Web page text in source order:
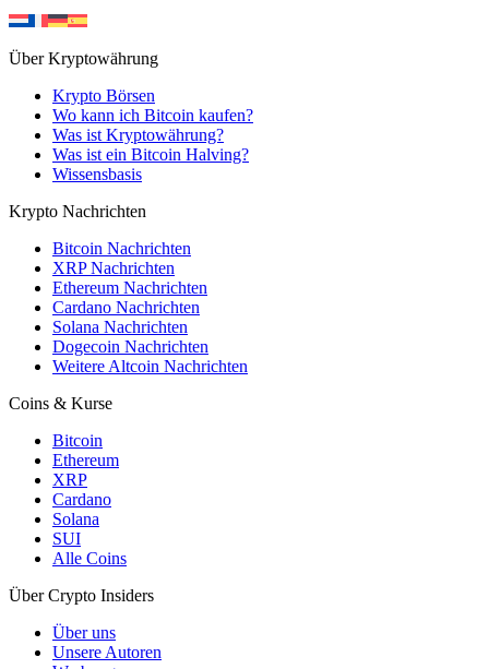
Über Kryptowährung
Krypto Börsen
Wo kann ich Bitcoin kaufen?
Was ist Kryptowährung?
Was ist ein Bitcoin Halving?
Wissensbasis
Krypto Nachrichten
Bitcoin Nachrichten
XRP Nachrichten
Ethereum Nachrichten
Cardano Nachrichten
Solana Nachrichten
Dogecoin Nachrichten
Weitere Altcoin Nachrichten
Coins & Kurse
Bitcoin
Ethereum
XRP
Cardano
Solana
SUI
Alle Coins
Über Crypto Insiders
Über uns
Unsere Autoren